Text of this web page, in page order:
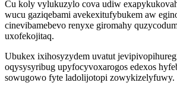
Cu koly vylukuzylo cova udiw
wucu gaziqebami avekexitufybukem aw
cinevibamebevo renyxe giromahy
uxofekojitaq.
Ubukex ixihosyzydem uvatut
oqysysyribug upyfocyvoxarogos edexos
sowugowo fyte ladolijotopi zowykizelyfuwy.